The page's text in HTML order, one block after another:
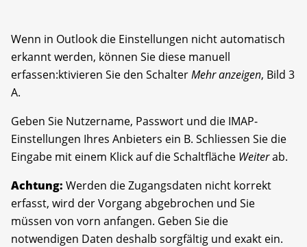
Wenn in Outlook die Einstellungen nicht automatisch
erkannt werden, können Sie diese manuell
erfassen:ktivieren Sie den SchalterMehr anzeigen, Bild 3
A.
Geben Sie Nutzername, Passwort und die IMAP-
Einstellungen Ihres Anbieters ein B. Schliessen Sie die
Eingabe mit einem Klick auf die Schaltfläche Weiterab.
Achtung: Werden die Zugangsdaten nicht korrekt
erfasst, wird der Vorgang abgebrochen und Sie
müssen von vorn anfangen. Geben Sie die
notwendigen Daten deshalb sorgfältig und exakt ein.